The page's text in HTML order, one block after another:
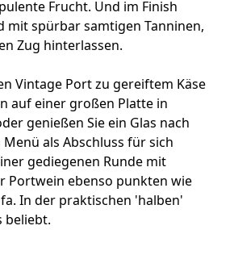
Frucht. Und im Finish
mit spürbar samtigen Tanninen,
Zug hinterlassen.
Vintage Port zu gereiftem Käse
auf einer großen Platte in
genießen Sie ein Glas nach
als Abschluss für sich
gediegenen Runde mit
Portwein ebenso punkten wie
In der praktischen 'halben'
beliebt.